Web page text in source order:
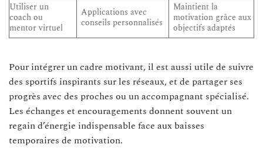
Utiliser un
coach ou
mentor virtuel
Applications avec
conseils personnalisés
Maintient la
motivation grâce aux
objectifs adaptés
Pour intégrer un cadre motivant, il est aussi utile de suivre
des sportifs inspirants sur les réseaux, et de partager ses
progrès avec des proches ou un accompagnant spécialisé.
Les échanges et encouragements donnent souvent un
regain d’énergie indispensable face aux baisses
temporaires de motivation.